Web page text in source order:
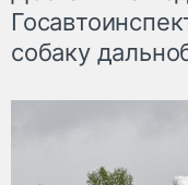
собаку